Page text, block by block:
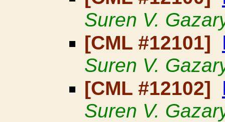
Suren V.
[CML #12101]
Suren V.
[CML #12102]
Suren V.